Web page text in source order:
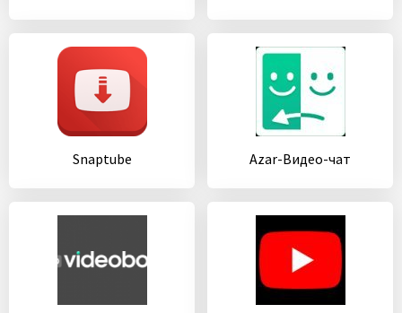
Snaptube Azar-Видео-чат